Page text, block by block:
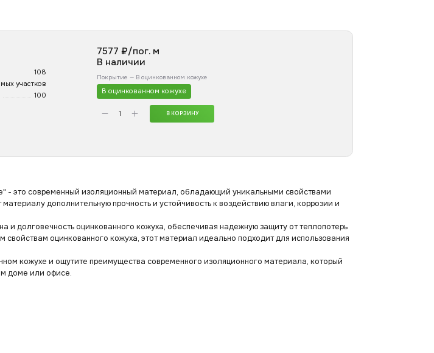
108
участков
100
7577 ₽/пог. м
В наличии
Покрытие — В оцинкованном кожухе
В оцинкованном кожухе
В КОРЗИНУ
- это современный изоляционный материал, обладающий уникальными свойствами
дополнительную прочность и устойчивость к воздействию влаги, коррозии и
и долговечность оцинкованного кожуха, обеспечивая надежную защиту от теплопотерь
оцинкованного кожуха, этот материал идеально подходит для использования
кожухе и ощутите преимущества современного изоляционного материала, который
доме или офисе.